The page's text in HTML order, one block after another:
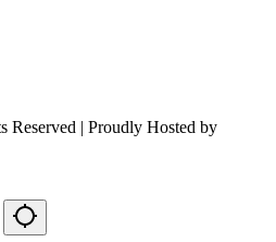
| Proudly Hosted by